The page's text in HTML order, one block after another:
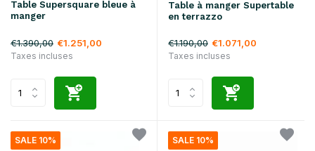
Table Supersquare bleue à
manger
€1.390,00 €1.251,00
Taxes incluses
Table à manger Supertable
en terrazzo
€1.190,00 €1.071,00
Taxes incluses
SALE 10% SALE 10%